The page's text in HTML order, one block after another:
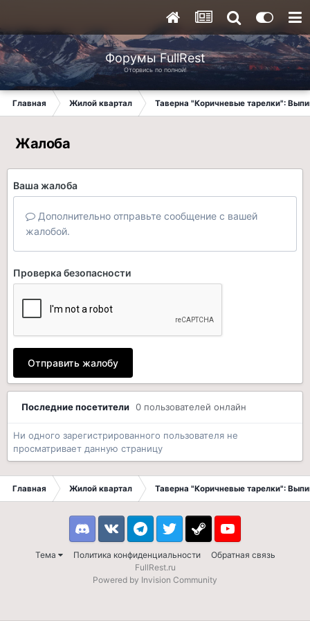
Форумы FullRest
Оторвись по полной!
Главная Жилой квартал Таверна "Коричневые тарелки":
Жалоба
Ваша жалоба
Дополнительно отправьте сообщение с вашей
жалобой.
Проверка безопасности
Отправить жалобу
Последние посетители 0 пользователей онлайн
Ни одного зарегистрированного пользователя не
просматривает данную страницу
Главная Жилой квартал Таверна "Коричневые тарелки":
Тема Политика конфиденциальности Обратная связь
DiscordVK TelegramTwitter Steam Youtube
FullRest.ru
Powered by Invision Community